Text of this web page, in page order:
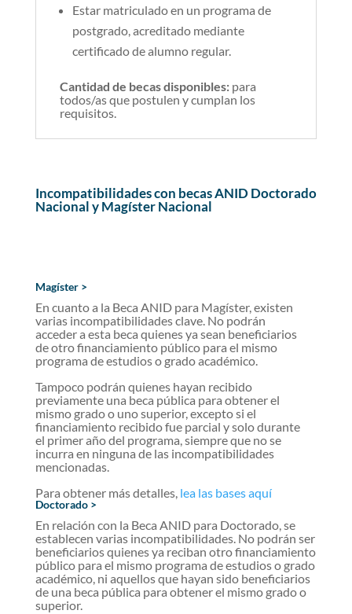
Estar matriculado en un programa de
postgrado, acreditado mediante
certificado de alumno regular.
Cantidad de becas disponibles:para
todos/as que postulen y cumplan los
requisitos.
Incompatibilidades con becas ANID Doctorado
Nacional y Magíster Nacional
Magíster >
En cuanto a la Beca ANID para Magíster, existen
varias incompatibilidades clave. No podrán
acceder a esta beca quienes ya sean beneficiarios
de otro financiamiento público para el mismo
programa de estudios o grado académico.
Tampoco podrán quienes hayan recibido
previamente una beca pública para obtener el
mismo grado o uno superior, excepto si el
financiamiento recibido fue parcial y solo durante
el primer año del programa, siempre que no se
incurra en ninguna de las incompatibilidades
mencionadas.
Para obtener más detalles, lea las bases aquí
Doctorado >
En relación con la Beca ANID para Doctorado, se
establecen varias incompatibilidades. No podrán ser
beneficiarios quienes ya reciban otro financiamiento
público para el mismo programa de estudios o grado
académico, ni aquellos que hayan sido beneficiarios
de una beca pública para obtener el mismo grado o
superior.